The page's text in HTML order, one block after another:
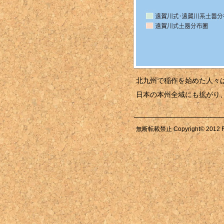
北九州で稲作を始めた人々
日本の本州全域にも拡がり
無断転載禁止 Copyright© 2012